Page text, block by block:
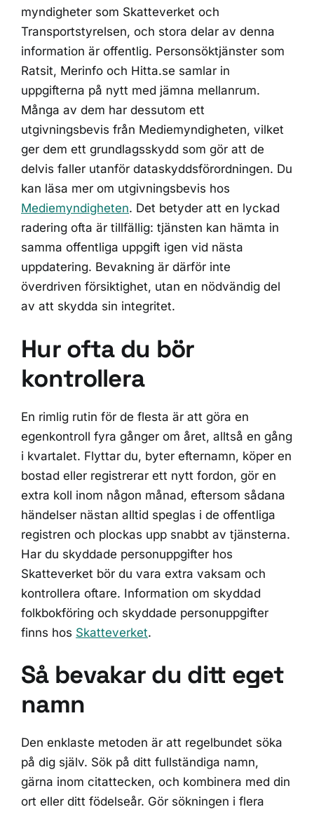
myndigheter som Skatteverket och
Transportstyrelsen, och stora delar av denna
information är offentlig. Personsöktjänster som
Ratsit, Merinfo och Hitta.se samlar in
uppgifterna på nytt med jämna mellanrum.
Många av dem har dessutom ett
utgivningsbevis från Mediemyndigheten, vilket
ger dem ett grundlagsskydd som gör att de
delvis faller utanför dataskyddsförordningen. Du
kan läsa mer om utgivningsbevis hos
Mediemyndigheten. Det betyder att en lyckad
radering ofta är tillfällig: tjänsten kan hämta in
samma offentliga uppgift igen vid nästa
uppdatering. Bevakning är därför inte
överdriven försiktighet, utan en nödvändig del
av att skydda sin integritet.
Hur ofta du bör
kontrollera
En rimlig rutin för de flesta är att göra en
egenkontroll fyra gånger om året, alltså en gång
i kvartalet. Flyttar du, byter efternamn, köper en
bostad eller registrerar ett nytt fordon, gör en
extra koll inom någon månad, eftersom sådana
händelser nästan alltid speglas i de offentliga
registren och plockas upp snabbt av tjänsterna.
Har du skyddade personuppgifter hos
Skatteverket bör du vara extra vaksam och
kontrollera oftare. Information om skyddad
folkbokföring och skyddade personuppgifter
finns hos Skatteverket.
Så bevakar du ditt eget
namn
Den enklaste metoden är att regelbundet söka
på dig själv. Sök på ditt fullständiga namn,
gärna inom citattecken, och kombinera med din
ort eller ditt födelseår. Gör sökningen i flera